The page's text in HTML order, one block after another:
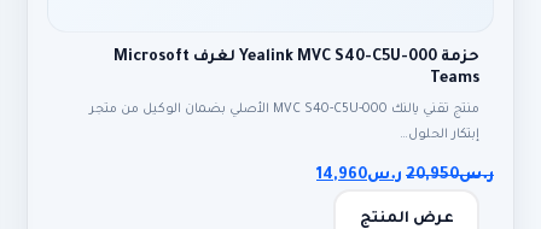
حزمة Yealink MVC S40-C5U-000 لغرف Microsoft
Teams
منتج تقني يالنك MVC S40-C5U-000 الأصلي بضمان الوكيل من متجر
إبتكار الحلول…
ر.س20,950 ر.س14,960
عرض المنتج